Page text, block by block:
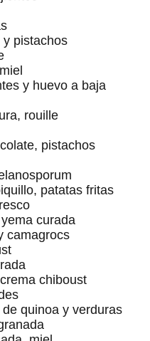
y pistachos
y huevo a baja
rouille
pistachos
patatas fritas
curada
camagrocs
chiboust
quinoa y verduras